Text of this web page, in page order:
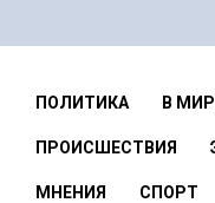
ПОЛИТИКА В
ПРОИСШЕСТВИЯ
МНЕНИЯ СПОРТ